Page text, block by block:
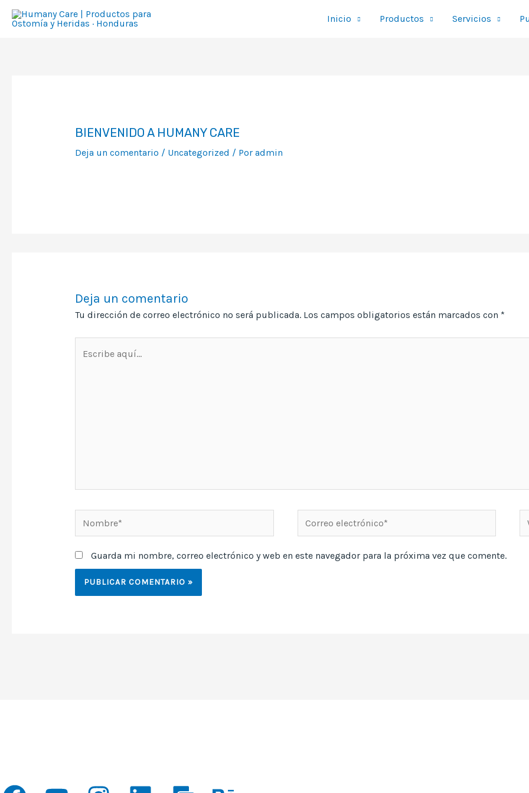
Inicio Productos Servicios
BIENVENIDO A HUMANY CARE
Deja un comentario / Uncategorized / Por admin
Deja un comentario
Tu dirección de correo electrónico no será publicada. Los campos obligatorios están marcados con *
Nombre*
Correo
electrónico*
Guarda mi nombre, correo electrónico y web en este navegador para la próxima vez que comente.